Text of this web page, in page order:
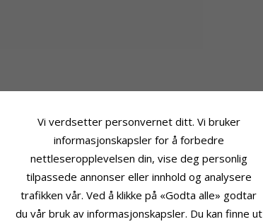
Fatning
Vi verdsetter personvernet ditt. Vi bruker
informasjonskapsler for å forbedre
nettleseropplevelsen din, vise deg personlig
tilpassede annonser eller innhold og analysere
trafikken vår. Ved å klikke på «Godta alle» godtar
du vår bruk av informasjonskapsler. Du kan finne ut